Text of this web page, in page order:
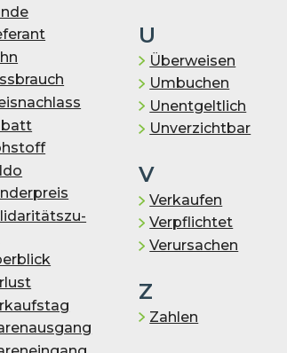
U
Überweisen
Umbuchen
Unentgeltlich
Unverzichtbar
V
Verkaufen
Verpflichtet
Verursachen
Z
Zahlen